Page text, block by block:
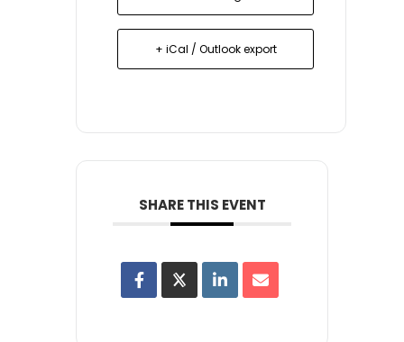
+ iCal / Outlook export
SHARE THIS EVENT